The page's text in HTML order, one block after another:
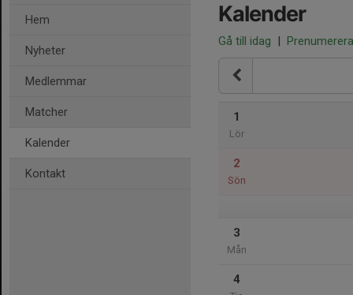
Hem
Nyheter
Medlemmar
Matcher
Kalender
Kontakt
Kalender
Gå till idag | Prenumerera
1
Lör
2
Sön
3
Mån
4